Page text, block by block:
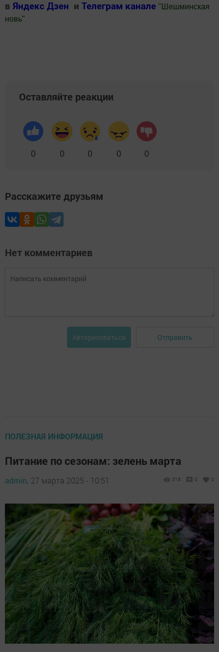
в Яндекс Дзен и Телеграм канале " Шешминская
новь"
Оставляйте реакции
0 0 0 0 0
Расскажите друзьям
Нет комментариев
Авторизоваться Отправить
ПОЛЕЗНАЯ ИНФОРМАЦИЯ
Питание по сезонам: зелень марта
admin, 27 марта 2025 - 10:51 518 0 0